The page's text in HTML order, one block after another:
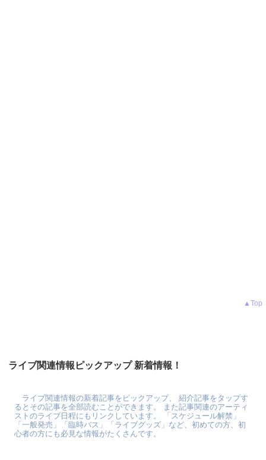
▲Top
ライブ関連情報ピックアップ 新着情報！
ライブ関連情報の新着記事をピックアップ、 紹介記事をタップす
るとその記事を全部読むことができます。 また記事関連のアーティ
ストのライブ日程にもリンクしています。 「スケジュール解禁」
「一般発売」「臨時バス」「ライブグッズ」など、初めての方、初
心者の方にも必見な情報がたくさんです。